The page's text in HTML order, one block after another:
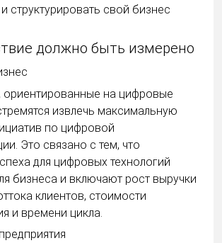
структурировать свой бизнес
должно быть измерено
ориентированные на цифровые
извлечь максимальную
по цифровой
Это связано с тем, что
для цифровых технологий
бизнеса и включают рост выручки
клиентов, стоимости
и времени цикла.